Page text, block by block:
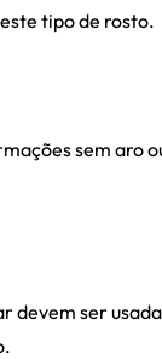
tipo de rosto.
sem aro
devem ser